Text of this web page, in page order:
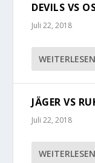
DEVILS VS
Juli 22, 2018
WEITERLESEN
JÄGER VS
Juli 22, 2018
WEITERLESEN